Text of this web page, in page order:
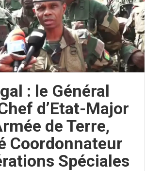
: le Général
d’Etat-Major
de Terre,
Coordonnateur
Spéciales